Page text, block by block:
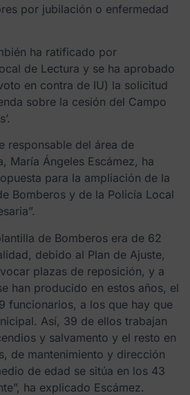
por jubilación o enfermedad
ha ratificado por
de Lectura y se ha aprobado
en contra de IU) la solicitud
sobre la cesión del Campo
responsable del área de
María Ángeles Escámez, ha
para la ampliación de la
Bomberos y de la Policía Local
de Bomberos era de 62
debido al Plan de Ajuste,
plazas de reposición, y a
han producido en estos años, el
funcionarios, a los que hay que
Así, 39 de ellos trabajan
y salvamento y el resto en
de mantenimiento y dirección
de edad se sitúa en los 43
ha explicado Escámez.